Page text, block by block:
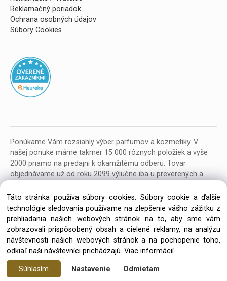
Reklamačný poriadok
Ochrana osobných údajov
Súbory Cookies
Ponúkame Vám rozsiahly výber parfumov a kozmetiky. V
našej ponuke máme takmer 15 000 rôznych položiek a vyše
2000 priamo na predajni k okamžitému odberu. Tovar
objednávame už od roku 2099 výlučne iba u preverených a
Copyright © 2026 Parfumeria ORION, All rights reserved
Táto stránka používa súbory cookies. Súbory cookie a ďalšie
technológie sledovania používame na zlepšenie vášho zážitku z
prehliadania našich webových stránok na to, aby sme vám
zobrazovali prispôsobený obsah a cielené reklamy, na analýzu
návštevnosti našich webových stránok a na pochopenie toho,
odkiaľ naši návštevníci prichádzajú. Viac informácií
Súhlasím Nastavenie Odmietam